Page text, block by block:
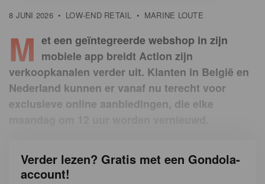
8 JUNI 2026 • LOW-END RETAIL • MARINE LOUTE
M et een geïntegreerde webshop in zijn
mobiele app breidt Action zijn
verkoopkanalen verder uit. Klanten in België en
Nederland kunnen er vanaf nu terecht voor
exclusieve online aanbiedingen, die elke
Verder lezen? Gratis met een Gondola-
account!